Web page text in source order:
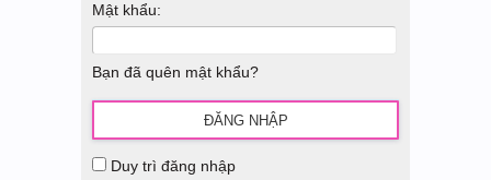
Mật khẩu:
Bạn đã quên mật khẩu?
Duy trì đăng nhập